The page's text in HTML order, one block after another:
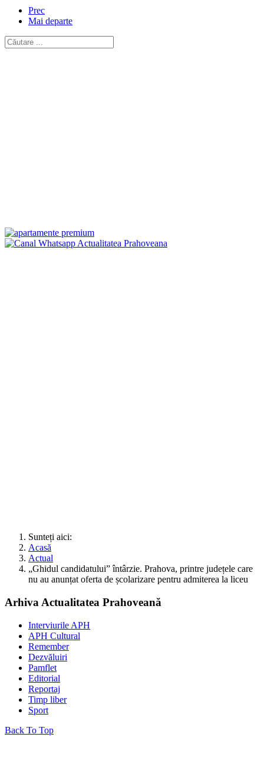
Prec
Mai departe
Sunteți aici:
Acasă
Actual
„Ghidul candidatului” întârzie. Prahova, printre județele care
nu au anunțat oferta de școlarizare pentru admiterea la liceu
Arhiva Actualitatea Prahoveană
Interviurile APH
APH Cultural
Remember
Dezvăluiri
Pamflet
Editorial
Reportaj
Timp liber
Sport
Back To Top